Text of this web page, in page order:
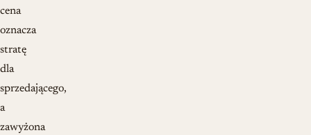
cena
oznacza
stratę
dla
sprzedającego,
a
zawyżona